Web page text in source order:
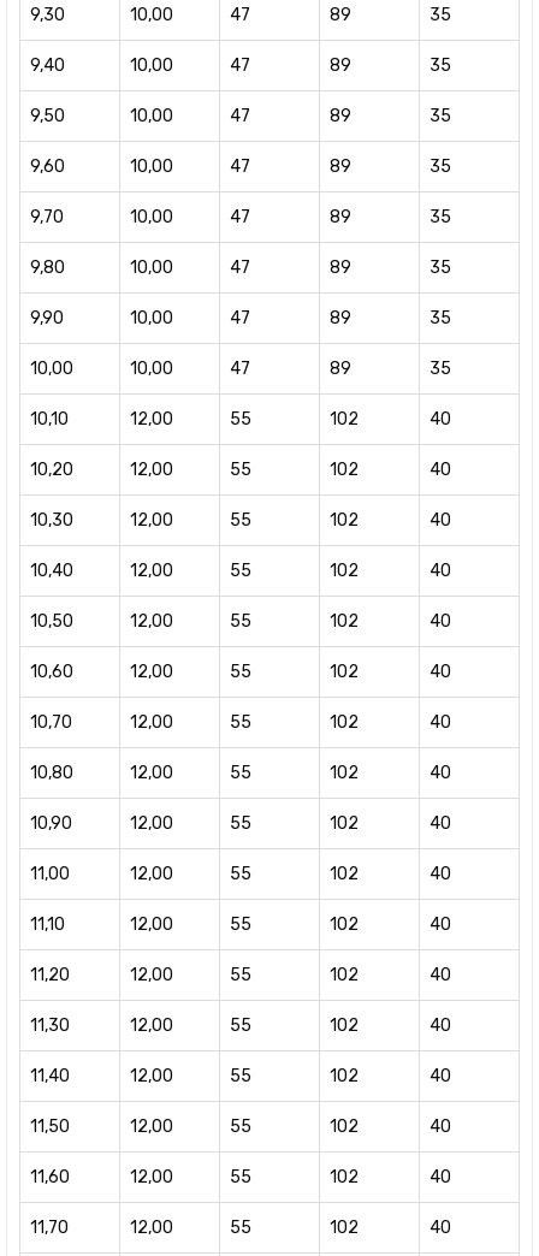
9,30 10,00 47 89 35
9,40 10,00 47 89 35
9,50 10,00 47 89 35
9,60 10,00 47 89 35
9,70 10,00 47 89 35
9,80 10,00 47 89 35
9,90 10,00 47 89 35
10,00 10,00 47 89 35
10,10 12,00 55 102 40
10,20 12,00 55 102 40
10,30 12,00 55 102 40
10,40 12,00 55 102 40
10,50 12,00 55 102 40
10,60 12,00 55 102 40
10,70 12,00 55 102 40
10,80 12,00 55 102 40
10,90 12,00 55 102 40
11,00 12,00 55 102 40
11,10 12,00 55 102 40
11,20 12,00 55 102 40
11,30 12,00 55 102 40
11,40 12,00 55 102 40
11,50 12,00 55 102 40
11,60 12,00 55 102 40
11,70 12,00 55 102 40